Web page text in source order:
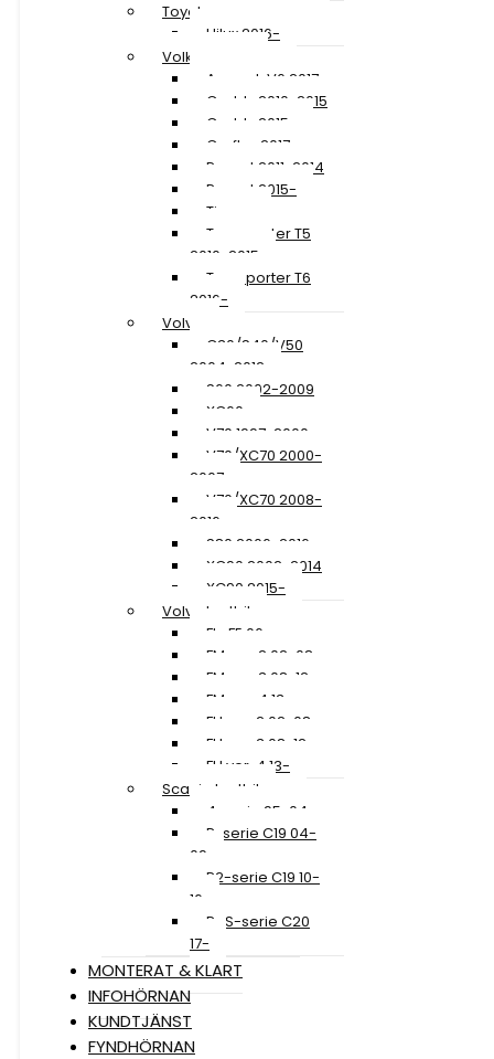
Toyota
Hilux 2016-
Volkswagen
Amarok V6 2017-
Caddy 2010-2015
Caddy 2015-
Crafter 2017-
Passat 2011-2014
Passat 2015-
Tiguan
Transporter T5
2010-2015
Transporter T6
2016-
Volvo
C30/S40/V50
2004-2012
S60 2002-2009
XC60
V70 1997-2000
V70/XC70 2000-
2007
V70/XC70 2008-
2016
S80 2006-2016
XC90 2002-2014
XC90 2015-
Volvo Lastbil
FL+FE 06-
FM ver. 2 02-08
FM ver. 3 08-12
FM ver. 4 13-
FH ver. 2 02-08
FH ver. 3 08-12
FH ver. 4 13-
Scania Lastbil
4-serie 95-04
R-serie C19 04-
09
R2-serie C19 10-
16
R+S-serie C20
17-
MONTERAT & KLART
INFOHÖRNAN
KUNDTJÄNST
FYNDHÖRNAN